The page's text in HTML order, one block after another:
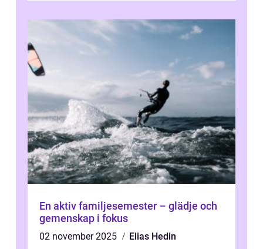
En aktiv familjesemester – glädje och
gemenskap i fokus
02 november 2025 Elias Hedin